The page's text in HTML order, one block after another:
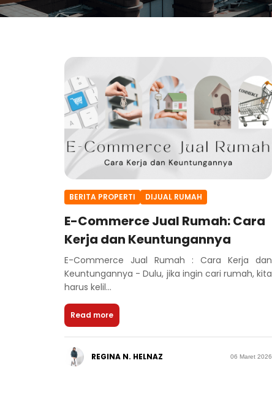
BERITA PROPERTI DIJUAL RUMAH
E-Commerce Jual Rumah: Cara
Kerja dan Keuntungannya
E-Commerce Jual Rumah : Cara Kerja dan
Keuntungannya - Dulu, jika ingin cari rumah, kita
harus kelil...
Read more
REGINA N. HELNAZ 06 Maret 2026